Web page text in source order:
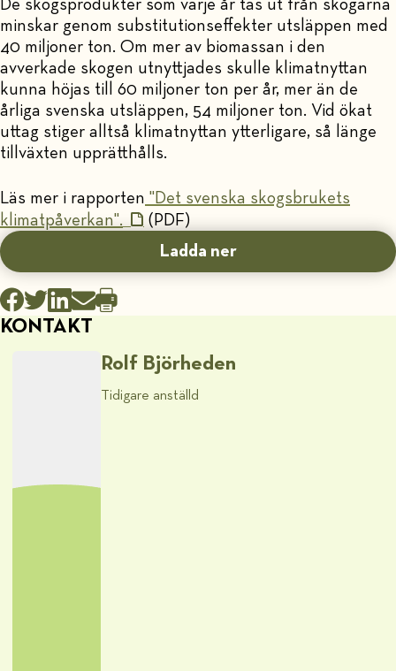
De skogsprodukter som varje år tas ut från skogarna
minskar genom substitutionseffekter utsläppen med
40 miljoner ton. Om mer av biomassan i den
avverkade skogen utnyttjades skulle klimatnyttan
kunna höjas till 60 miljoner ton per år, mer än de
årliga svenska utsläppen, 54 miljoner ton. Vid ökat
uttag stiger alltså klimatnyttan ytterligare, så länge
tillväxten upprätthålls.
Läs mer i rapporten "Det svenska skogsbrukets
klimatpåverkan".
(PDF)
Ladda ner
KONTAKT
Rolf Björheden
Tidigare anställd